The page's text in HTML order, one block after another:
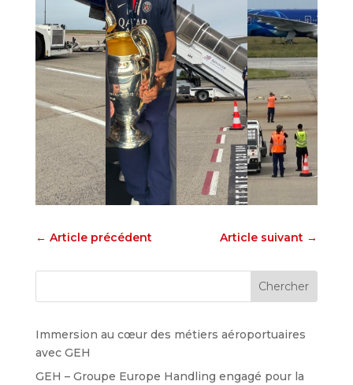
← Article précédent Article suivant →
Immersion au cœur des métiers aéroportuaires
avec GEH
GEH – Groupe Europe Handling engagé pour la